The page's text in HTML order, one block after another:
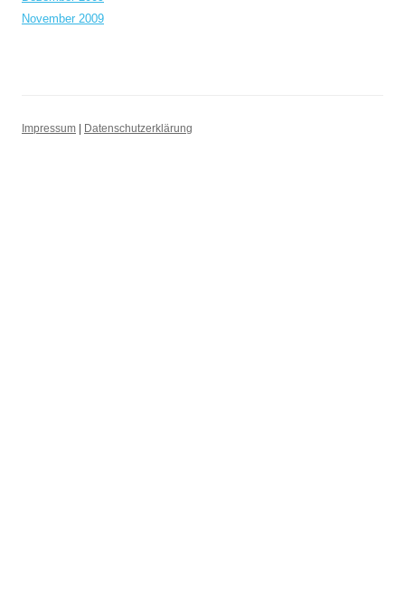
November 2009
Impressum Datenschutzerklärung